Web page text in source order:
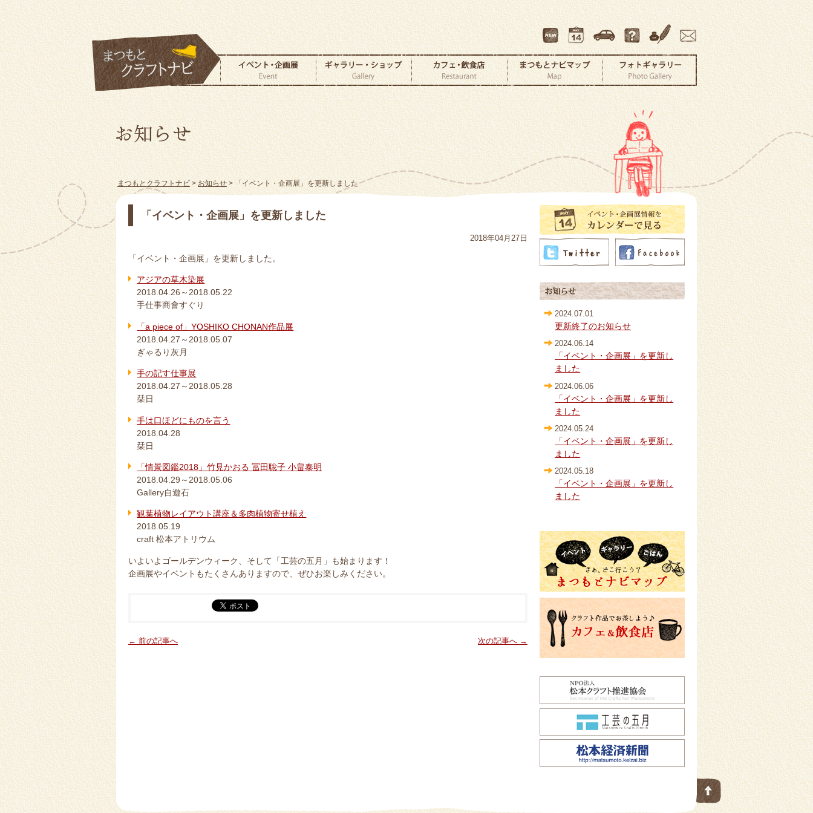
まつもとクラフトナビ > お知らせ> 「イベント・企画展」を更新しました
「イベント・企画展」を更新しました
2018年04月27日
「イベント・企画展」を更新しました。
アジアの草木染展
2018.04.26～2018.05.22
手仕事商會すぐり
「a piece of」YOSHIKO CHONAN作品展
2018.04.27～2018.05.07
ぎゃるり灰月
手の記す仕事展
2018.04.27～2018.05.28
栞日
手は口ほどにものを言う
2018.04.28
栞日
「情景図鑑2018」竹見かおる 冨田聡子 小畠泰明
2018.04.29～2018.05.06
Gallery自遊石
観葉植物レイアウト講座＆多肉植物寄せ植え
2018.05.19
craft 松本アトリウム
いよいよゴールデンウィーク、そして「工芸の五月」も始まります！
企画展やイベントもたくさんありますので、ぜひお楽しみください。
← 前の記事へ 次の記事へ →
2024.07.01
更新終了のお知らせ
2024.06.14
「イベント・企画展」を更新し
ました
2024.06.06
「イベント・企画展」を更新し
ました
2024.05.24
「イベント・企画展」を更新し
ました
2024.05.18
「イベント・企画展」を更新し
ました